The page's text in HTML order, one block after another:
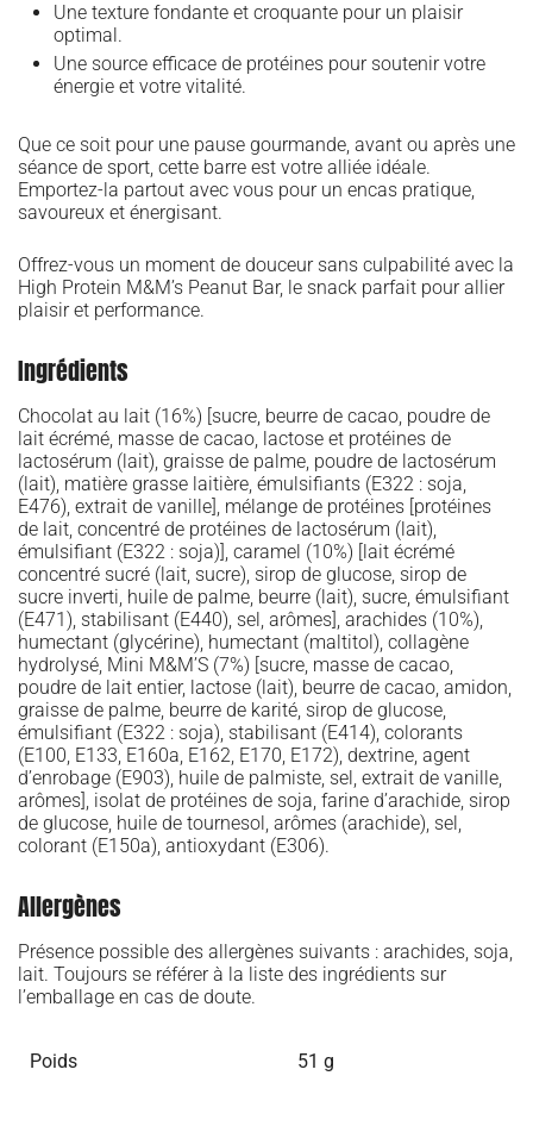
Une texture fondante et croquante pour un plaisir
optimal.
Une source efficace de protéines pour soutenir votre
énergie et votre vitalité.
Que ce soit pour une pause gourmande, avant ou après une
séance de sport, cette barre est votre alliée idéale.
Emportez-la partout avec vous pour un encas pratique,
savoureux et énergisant.
Offrez-vous un moment de douceur sans culpabilité avec la
High Protein M&M’s Peanut Bar, le snack parfait pour allier
plaisir et performance.
Ingrédients
Chocolat au lait (16%) [sucre, beurre de cacao, poudre de
lait écrémé, masse de cacao, lactose et protéines de
lactosérum (lait), graisse de palme, poudre de lactosérum
(lait), matière grasse laitière, émulsifiants (E322 : soja,
E476), extrait de vanille], mélange de protéines [protéines
de lait, concentré de protéines de lactosérum (lait),
émulsifiant (E322 : soja)], caramel (10%) [lait écrémé
concentré sucré (lait, sucre), sirop de glucose, sirop de
sucre inverti, huile de palme, beurre (lait), sucre, émulsifiant
(E471), stabilisant (E440), sel, arômes], arachides (10%),
humectant (glycérine), humectant (maltitol), collagène
hydrolysé, Mini M&M’S (7%) [sucre, masse de cacao,
poudre de lait entier, lactose (lait), beurre de cacao, amidon,
graisse de palme, beurre de karité, sirop de glucose,
émulsifiant (E322 : soja), stabilisant (E414), colorants
(E100, E133, E160a, E162, E170, E172), dextrine, agent
d’enrobage (E903), huile de palmiste, sel, extrait de vanille,
arômes], isolat de protéines de soja, farine d’arachide, sirop
de glucose, huile de tournesol, arômes (arachide), sel,
colorant (E150a), antioxydant (E306).
Allergènes
Présence possible des allergènes suivants : arachides, soja,
lait. Toujours se référer à la liste des ingrédients sur
l’emballage en cas de doute.
Poids 51 g